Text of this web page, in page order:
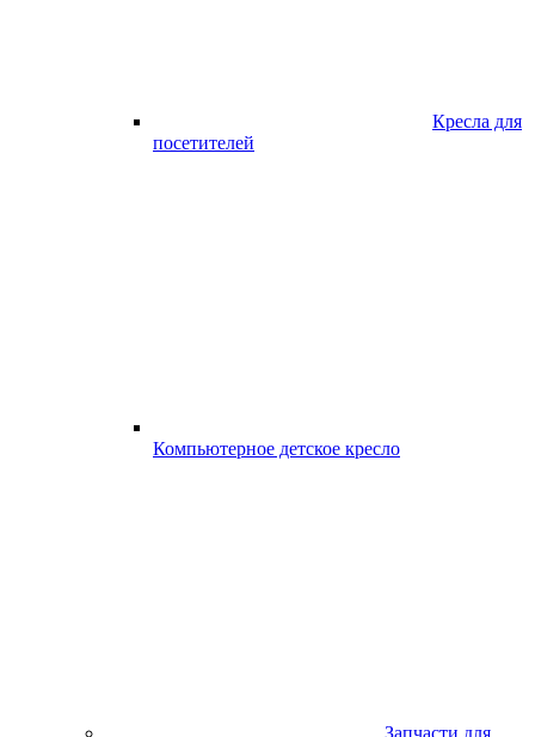
Кресла для
посетителей
Компьютерное детское кресло
Запчасти для